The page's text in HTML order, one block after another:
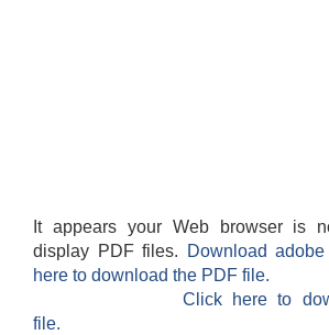
It appears your Web browser is
display PDF files.
Download
here to download the PDF file.
Click here to
file.